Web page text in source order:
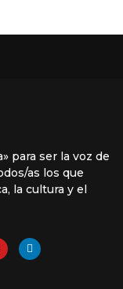
para ser la voz de
as los que
la cultura y el